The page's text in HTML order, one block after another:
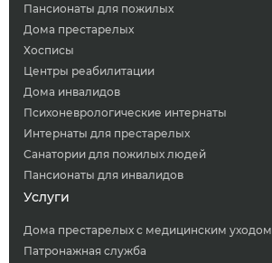
Пансионаты для пожилых
Дома престарелых
Хосписы
Центры реабилитации
Дома инвалидов
Психоневрологические интернаты
Интернаты для престарелых
Санатории для пожилых людей
Пансионаты для инвалидов
Услуги
Дома престарелых с медицинским уходом
Патронажная служба